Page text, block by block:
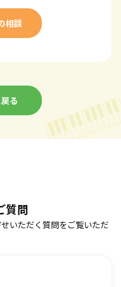
相談
る
質問
いただく質問をご覧いただ